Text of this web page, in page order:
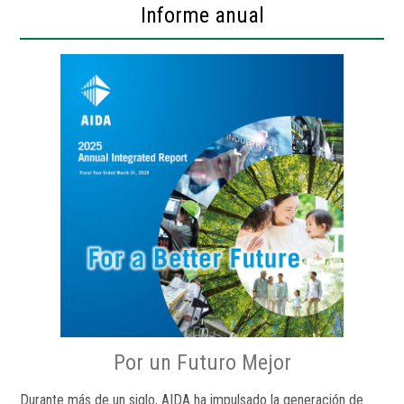
Informe anual
Por un Futuro Mejor
Durante más de un siglo, AIDA ha impulsado la generación de